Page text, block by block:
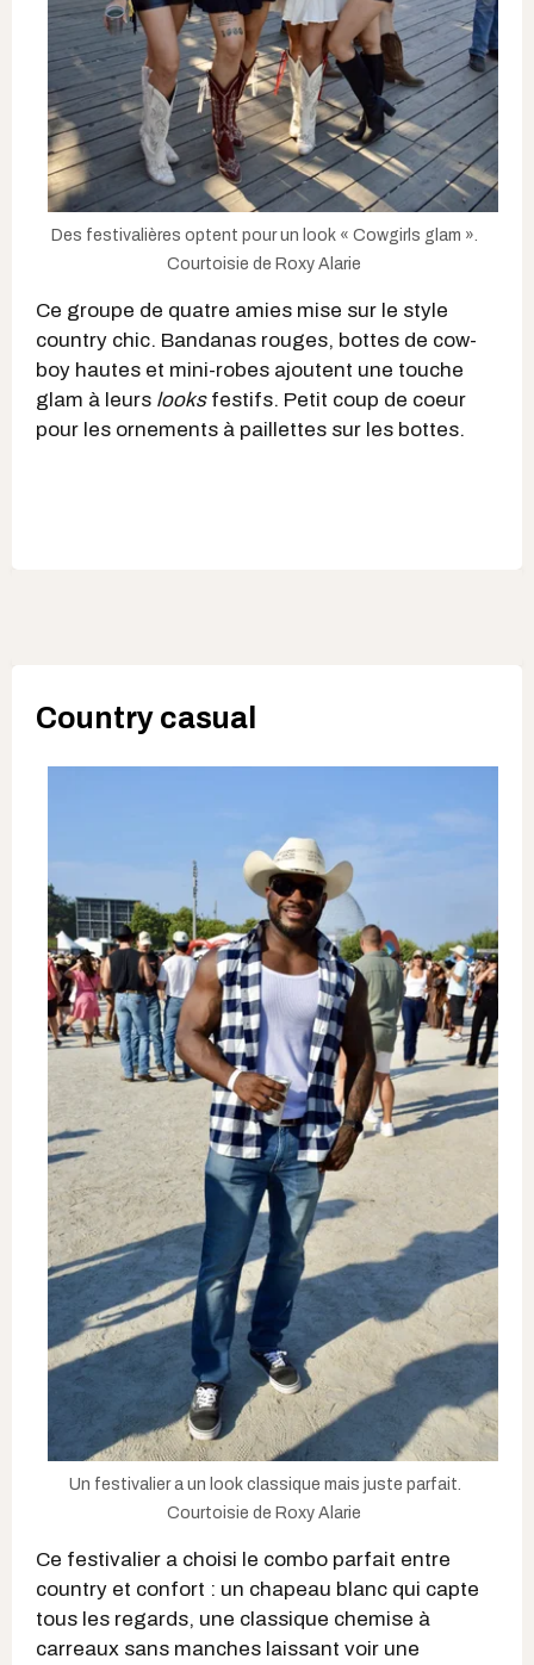
Des festivalières optent pour un look « Cowgirls glam ».
Courtoisie de Roxy Alarie
Ce groupe de quatre amies mise sur le style
country chic. Bandanas rouges, bottes de cow-
boy hautes et mini-robes ajoutent une touche
glam à leurs looksfestifs. Petit coup de coeur
pour les ornements à paillettes sur les bottes.
Country casual
Un festivalier a un look classique mais juste parfait.
Courtoisie de Roxy Alarie
Ce festivalier a choisi le combo parfait entre
country et confort : un chapeau blanc qui capte
tous les regards, une classique chemise à
carreaux sans manches laissant voir une